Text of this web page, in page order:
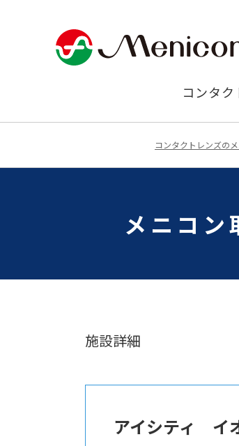
コンタ
コンタクトレンズの
メニコ
施設詳細
アイシティ イ